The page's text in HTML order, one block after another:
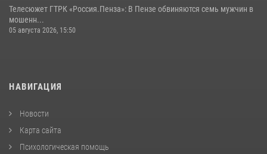
Телесюжет ГТРК «Россия.Пенза»: В Пензе обвиняются семь мужчин в
мошенн...
05 августа 2026, 15:50
НАВИГАЦИЯ
Новости
Карта сайта
Психологическая помощь